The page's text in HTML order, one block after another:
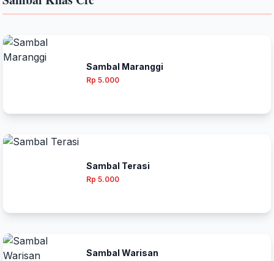
Sambal Maranggi
Rp 5.000
Sambal Terasi
Rp 5.000
Sambal Warisan